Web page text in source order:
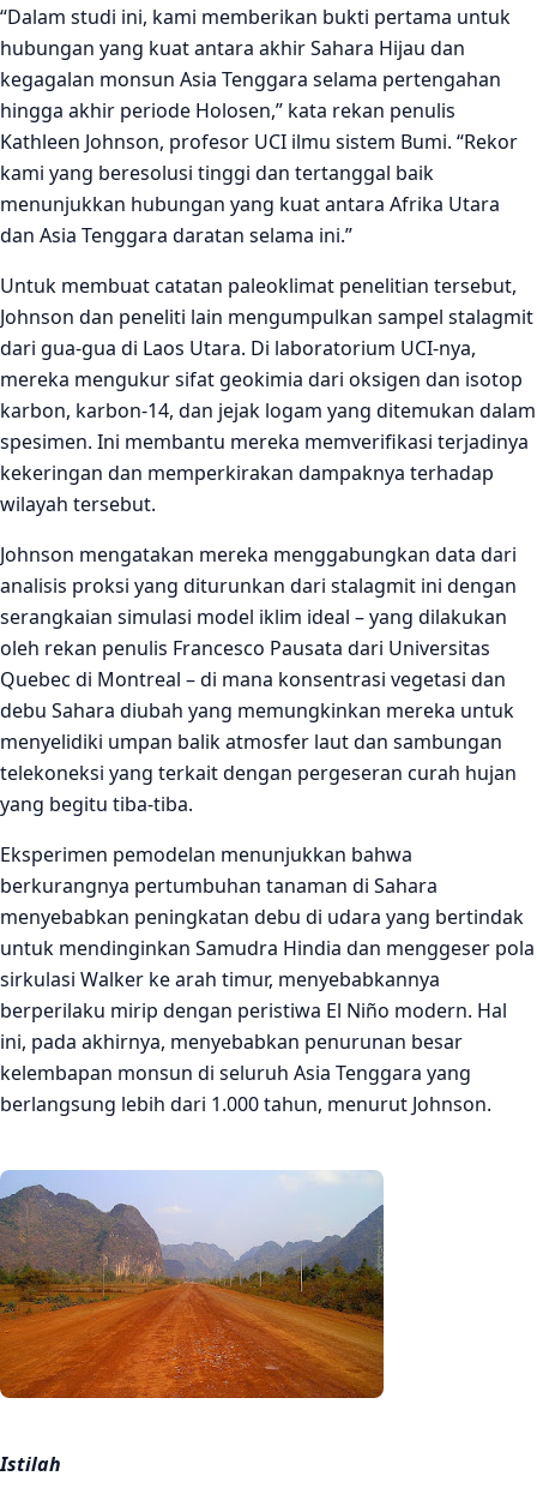
“Dalam studi ini, kami memberikan bukti pertama untuk
hubungan yang kuat antara akhir Sahara Hijau dan
kegagalan monsun Asia Tenggara selama pertengahan
hingga akhir periode Holosen,” kata rekan penulis
Kathleen Johnson, profesor UCI ilmu sistem Bumi. “Rekor
kami yang beresolusi tinggi dan tertanggal baik
menunjukkan hubungan yang kuat antara Afrika Utara
dan Asia Tenggara daratan selama ini.”
Untuk membuat catatan paleoklimat penelitian tersebut,
Johnson dan peneliti lain mengumpulkan sampel stalagmit
dari gua-gua di Laos Utara. Di laboratorium UCI-nya,
mereka mengukur sifat geokimia dari oksigen dan isotop
karbon, karbon-14, dan jejak logam yang ditemukan dalam
spesimen. Ini membantu mereka memverifikasi terjadinya
kekeringan dan memperkirakan dampaknya terhadap
wilayah tersebut.
Johnson mengatakan mereka menggabungkan data dari
analisis proksi yang diturunkan dari stalagmit ini dengan
serangkaian simulasi model iklim ideal – yang dilakukan
oleh rekan penulis Francesco Pausata dari Universitas
Quebec di Montreal – di mana konsentrasi vegetasi dan
debu Sahara diubah yang memungkinkan mereka untuk
menyelidiki umpan balik atmosfer laut dan sambungan
telekoneksi yang terkait dengan pergeseran curah hujan
yang begitu tiba-tiba.
Eksperimen pemodelan menunjukkan bahwa
berkurangnya pertumbuhan tanaman di Sahara
menyebabkan peningkatan debu di udara yang bertindak
untuk mendinginkan Samudra Hindia dan menggeser pola
sirkulasi Walker ke arah timur, menyebabkannya
berperilaku mirip dengan peristiwa El Niño modern. Hal
ini, pada akhirnya, menyebabkan penurunan besar
kelembapan monsun di seluruh Asia Tenggara yang
berlangsung lebih dari 1.000 tahun, menurut Johnson.
Istilah